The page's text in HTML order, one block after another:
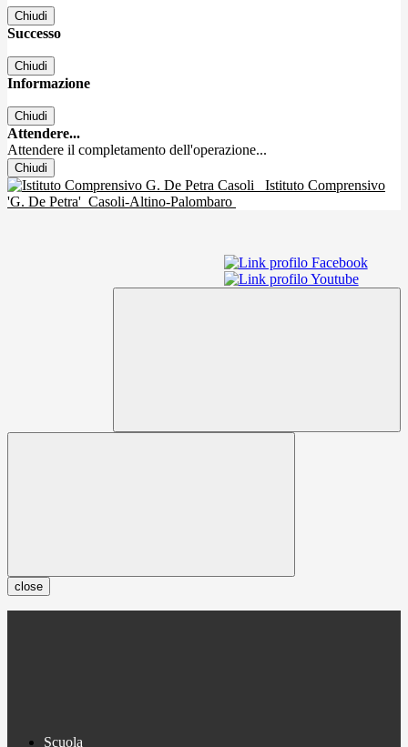
Chiudi
Successo
Chiudi
Informazione
Chiudi
Attendere...
Attendere il completamento dell'operazione...
Chiudi
Istituto Comprensivo
'G. De Petra' Casoli-Altino-Palombaro
close
Scuola